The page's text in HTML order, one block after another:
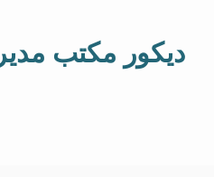
ديكور مكتب